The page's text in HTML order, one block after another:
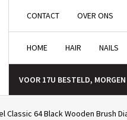
CONTACT OVER ONS
HOME HAIR NAILS
VOOR 17U BESTELD,
Classic 64 Black Wooden Brush